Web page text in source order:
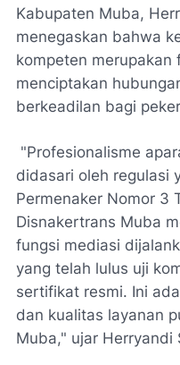
Kabupaten Muba,
menegaskan bahwa
kompeten merupakan
menciptakan
berkeadilan bagi
"Profesionalisme
didasari oleh regulasi
Permenaker Nomor 3
Disnakertrans Muba
fungsi mediasi
yang telah lulus uji
sertifikat resmi. Ini
dan kualitas layanan
Muba," ujar Herryandi